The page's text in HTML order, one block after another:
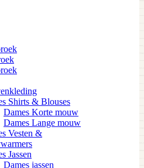
Shirts & Blouses
Dames Korte mouw
Dames Lange mouw
Vesten &
Jassen
Dames jassen